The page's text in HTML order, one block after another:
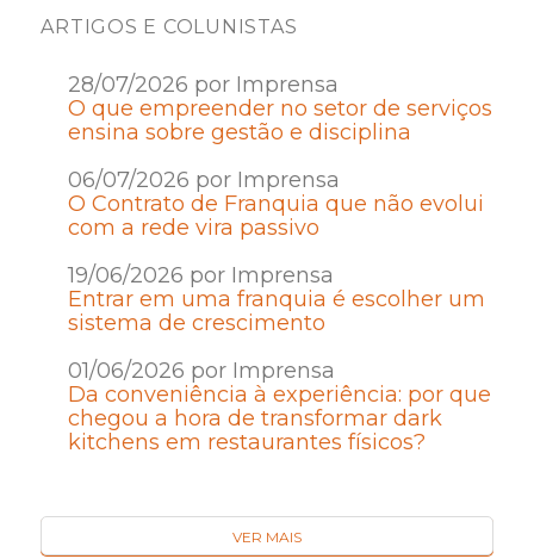
ARTIGOS E COLUNISTAS
28/07/2026 por Imprensa
O que empreender no setor de serviços
ensina sobre gestão e disciplina
06/07/2026 por Imprensa
O Contrato de Franquia que não evolui
com a rede vira passivo
19/06/2026 por Imprensa
Entrar em uma franquia é escolher um
sistema de crescimento
01/06/2026 por Imprensa
Da conveniência à experiência: por que
chegou a hora de transformar dark
kitchens em restaurantes físicos?
VER MAIS